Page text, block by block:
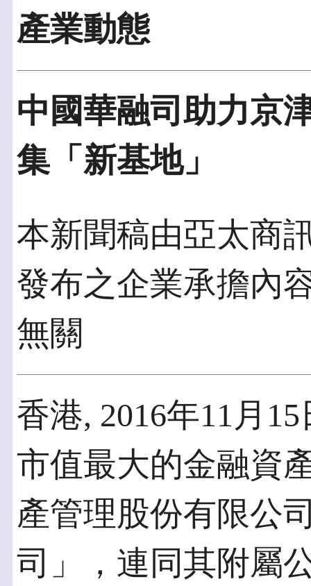
產業動態
中國華融司助力京
集「新基地」
本新聞稿由亞太商
發布之企業承擔內
無關
香港, 2016年11月
市值最大的金融資
產管理股份有限公
司」，連同其附屬